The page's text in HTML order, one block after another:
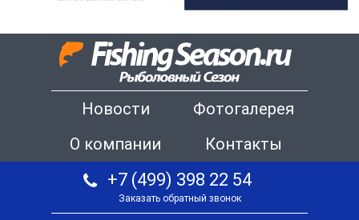
Новости
Фотогалерея
О компании
Контакты
+7 (499) 398 22 54
Заказать обратный звонок